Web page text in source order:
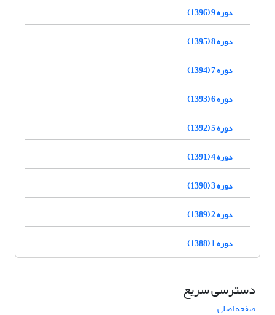
دوره 9 (1396)
دوره 8 (1395)
دوره 7 (1394)
دوره 6 (1393)
دوره 5 (1392)
دوره 4 (1391)
دوره 3 (1390)
دوره 2 (1389)
دوره 1 (1388)
دسترسی سریع
صفحه اصلی